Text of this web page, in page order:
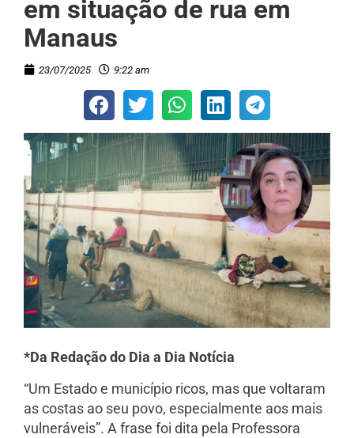
em situação de rua em
Manaus
23/07/2025 9:22 am
*Da Redação do Dia a Dia Notícia
“Um Estado e município ricos, mas que voltaram
as costas ao seu povo, especialmente aos mais
vulneráveis”. A frase foi dita pela Professora